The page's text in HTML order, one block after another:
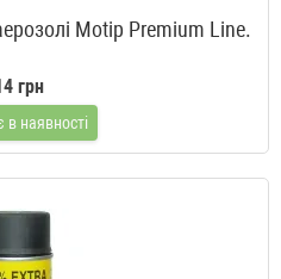
Motip Premium Line.
грн
в наявності